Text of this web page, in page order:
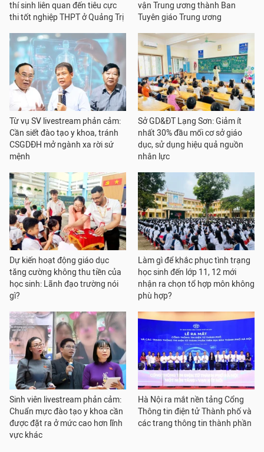
thí sinh liên quan đến tiêu cực
thi tốt nghiệp THPT ở Quảng Trị
vận Trung ương thành Ban
Tuyên giáo Trung ương
Từ vụ SV livestream phản cảm:
Cần siết đào tạo y khoa, tránh
CSGDĐH mở ngành xa rời sứ
mệnh
Sở GD&ĐT Lạng Sơn: Giảm ít
nhất 30% đầu mối cơ sở giáo
dục, sử dụng hiệu quả nguồn
nhân lực
Dự kiến hoạt động giáo dục
tăng cường không thu tiền của
học sinh: Lãnh đạo trường nói
gì?
Làm gì để khắc phục tình trạng
học sinh đến lớp 11, 12 mới
nhận ra chọn tổ hợp môn không
phù hợp?
Sinh viên livestream phản cảm:
Chuẩn mực đào tạo y khoa cần
được đặt ra ở mức cao hơn lĩnh
vực khác
Hà Nội ra mắt nền tảng Cổng
Thông tin điện tử Thành phố và
các trang thông tin thành phần